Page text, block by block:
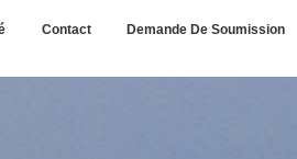
Contact Demande De Soumission